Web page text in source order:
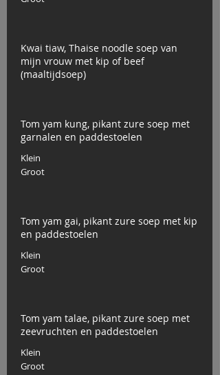
Kwai tiaw, Thaise noodle soep van
mijn vrouw met kip of beef
(maaltijdsoep)
Tom yam kung, pikant zure soep met
garnalen en paddestoelen
Klein
Groot
Tom yam gai, pikant zure soep met kip
en paddestoelen
Klein
Groot
Tom yam talae, pikant zure soep met
zeevruchten en paddestoelen
Klein
Groot